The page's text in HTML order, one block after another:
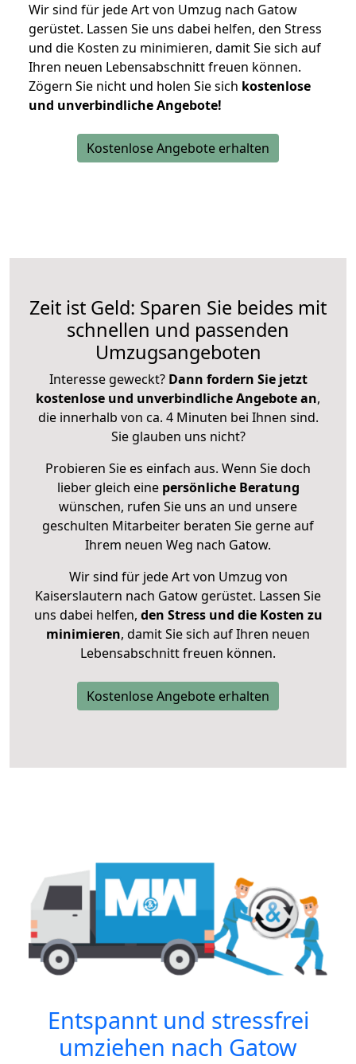
Wir sind für jede Art von Umzug nach Gatow
gerüstet. Lassen Sie uns dabei helfen, den Stress
und die Kosten zu minimieren, damit Sie sich auf
Ihren neuen Lebensabschnitt freuen können.
Zögern Sie nicht und holen Sie sich kostenlose
und unverbindliche Angebote!
Kostenlose Angebote erhalten
Zeit ist Geld: Sparen Sie beides mit
schnellen und passenden
Umzugsangeboten
Interesse geweckt? Dann fordern Sie jetzt
kostenlose und unverbindliche Angebote an,
die innerhalb von ca. 4 Minuten bei Ihnen sind.
Sie glauben uns nicht?
Probieren Sie es einfach aus. Wenn Sie doch
lieber gleich eine persönliche Beratung
wünschen, rufen Sie uns an und unsere
geschulten Mitarbeiter beraten Sie gerne auf
Ihrem neuen Weg nach Gatow.
Wir sind für jede Art von Umzug von
Kaiserslautern nach Gatow gerüstet. Lassen Sie
uns dabei helfen, den Stress und die Kosten zu
minimieren, damit Sie sich auf Ihren neuen
Lebensabschnitt freuen können.
Kostenlose Angebote erhalten
Entspannt und stressfrei
umziehen nach Gatow